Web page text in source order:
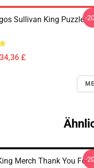
Sullivan King Puzzle
£
-
Merch Thank You For
-